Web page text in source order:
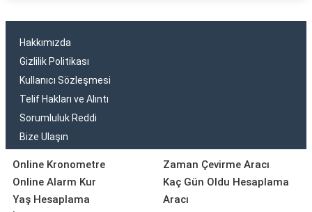
Hakkımızda
Gizlilik Politikası
Kullanıcı Sözleşmesi
Telif Hakları ve Alıntı
Sorumluluk Reddi
Bize Ulaşın
Online Kronometre
Online Alarm Kur
Yaş Hesaplama
Zaman Çevirme Aracı
Kaç Gün Oldu Hesaplama
Aracı